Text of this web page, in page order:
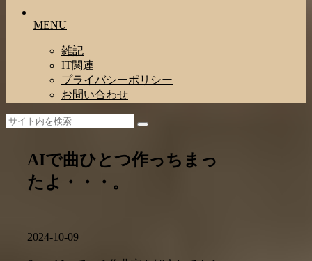
MENU
雑記
IT関連
プライバシーポリシー
お問い合わせ
AIで曲ひとつ作っちまっ
たよ・・・。
2024-10-09